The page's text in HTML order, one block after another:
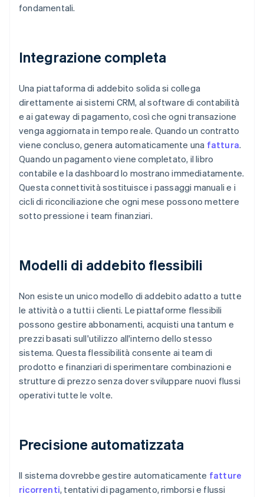
fondamentali.
Integrazione completa
Una piattaforma di addebito solida si collega
direttamente ai sistemi CRM, al software di contabilità
e ai gateway di pagamento, così che ogni transazione
venga aggiornata in tempo reale. Quando un contratto
viene concluso, genera automaticamente una fattura.
Quando un pagamento viene completato, il libro
contabile e la dashboard lo mostrano immediatamente.
Questa connettività sostituisce i passaggi manuali e i
cicli di riconciliazione che ogni mese possono mettere
sotto pressione i team finanziari.
Modelli di addebito flessibili
Non esiste un unico modello di addebito adatto a tutte
le attività o a tutti i clienti. Le piattaforme flessibili
possono gestire abbonamenti, acquisti una tantum e
prezzi basati sull'utilizzo all'interno dello stesso
sistema. Questa flessibilità consente ai team di
prodotto e finanziari di sperimentare combinazioni e
strutture di prezzo senza dover sviluppare nuovi flussi
operativi tutte le volte.
Precisione automatizzata
Il sistema dovrebbe gestire automaticamente fatture
ricorrenti, tentativi di pagamento, rimborsi e flussi